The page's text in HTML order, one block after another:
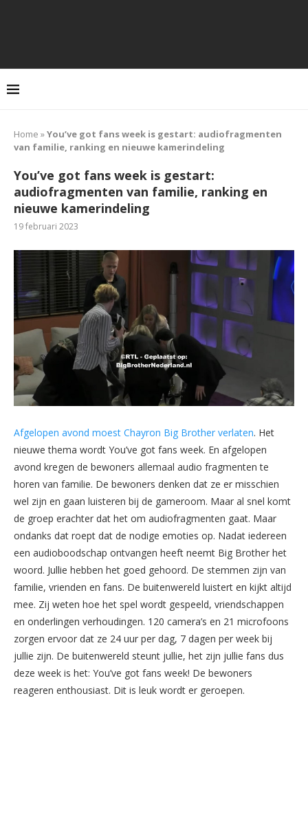
Home »You’ve got fans week is gestart: audiofragmenten
van familie, ranking en nieuwe kamerindeling
You’ve got fans week is gestart:
audiofragmenten van familie, ranking en
nieuwe kamerindeling
19 februari 2023
Afgelopen avond moest Chayron Big Brother verlaten. Het
nieuwe thema wordt You’ve got fans week. En afgelopen
avond kregen de bewoners allemaal audio fragmenten te
horen van familie. De bewoners denken dat ze er misschien
wel zijn en gaan luisteren bij de gameroom. Maar al snel komt
de groep erachter dat het om audiofragmenten gaat. Maar
ondanks dat roept dat de nodige emoties op. Nadat iedereen
een audioboodschap ontvangen heeft neemt Big Brother het
woord. Jullie hebben het goed gehoord. De stemmen zijn van
familie, vrienden en fans. De buitenwereld luistert en kijkt altijd
mee. Zij weten hoe het spel wordt gespeeld, vriendschappen
en onderlingen verhoudingen. 120 camera’s en 21 microfoons
zorgen ervoor dat ze 24 uur per dag, 7 dagen per week bij
jullie zijn. De buitenwereld steunt jullie, het zijn jullie fans dus
deze week is het: You’ve got fans week! De bewoners
reageren enthousiast. Dit is leuk wordt er geroepen.